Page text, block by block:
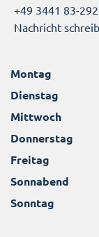
+49 3441 83-292
Nachricht
Montag
Dienstag
Mittwoch
Donnerstag
Freitag
Sonnabend
Sonntag